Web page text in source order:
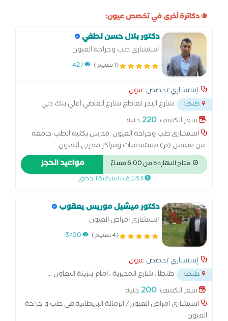
دكاترة أخرى في تخصص عيون:
دكتور بلال حسن لطفي
استشاري طب وجراحه العيون
(1 تقييم) 427
إستشاري تخصص عيون
طنطا
شارع البحر تقاطع شارع القاضي اعلي بنك دبي
الوطني...
سعر الكشف:220جنيه
استشاري طب وجراحه العيون .مدرس بكليه الطب جامعه
عين شمس (م) مستشفيات ومراكز مغربي للعيون
متاح النهاردة من 6:00 مساءً مواعيد الحجز
الكشف باسبقية الحضور
دكتور ميشيل موريس يعقوب
استشاري امراض العيون
(4 تقييم) 3700
إستشاري تخصص عيون
طنطا طنطا ، شارع المديرية ، امام بنزينة التعاون...
سعر الكشف:200جنيه
استشاري امراض العيون/ الزمالة البريطانية فى طب و جراحة
العيون